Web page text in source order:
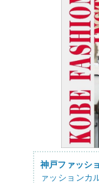
神戸ファッシ
ァッションカ